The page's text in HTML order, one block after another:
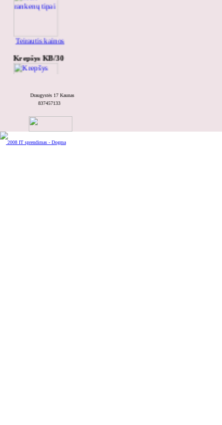
Teirautis kainos
Krepšys KB/30
DC-3075
Draugystės 17 Kaunas
837457133
2008 IT sprendimas - Dogma